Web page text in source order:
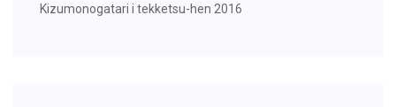
Kizumonogatari i tekketsu-hen 2016